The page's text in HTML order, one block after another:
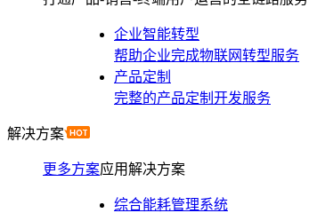
企业智能转型
帮助企业完成物联网转型服务
产品定制
完整的产品定制开发服务
解决方案
更多方案应用解决方案
综合能耗管理系统